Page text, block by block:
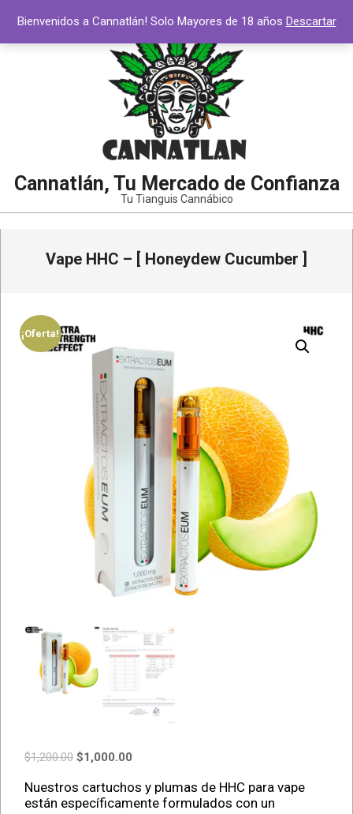
contenido
Cannatlán, Tu Mercado de Confianza
Tu Tianguis Cannábico
Vape HHC – [ Honeydew Cucumber ]
¡Oferta!
$1,200.00 $1,000.00
Nuestros cartuchos y plumas de HHC para vape
están específicamente formulados con un
Bienvenidos a Cannatlán! Solo Mayores de 18 años Descartar